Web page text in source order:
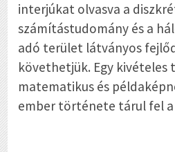
interjúkat olvasva a
számítástudomány és a
adó terület látványos
követhetjük. Egy kivételes
matematikus és
ember története tárul fel